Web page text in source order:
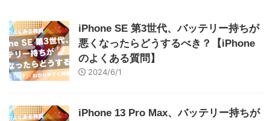
iPhone SE 第3世代、バッテリー持ちが
悪くなったらどうするべき？【iPhone
のよくある質問】
2024/6/1
iPhone 13 Pro Max、バッテリー持ちが